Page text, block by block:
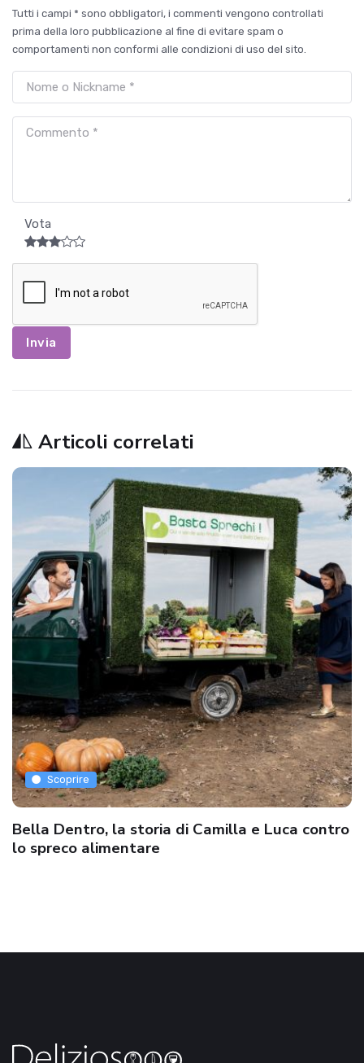
Tutti i campi * sono obbligatori, i commenti vengono controllati
prima della loro pubblicazione al fine di evitare spam o
comportamenti non conformi alle condizioni di uso del sito.
Vota
Invia
Articoli correlati
Scoprire
Bella Dentro, la storia di Camilla e Luca contro
lo spreco alimentare